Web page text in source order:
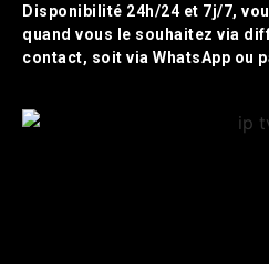
Disponibilité 24h/24 et 7j/7,
quand vous le souhaitez via
contact, soit via WhatsApp ou